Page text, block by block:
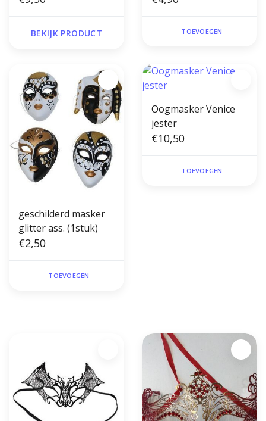
BEKIJK PRODUCT TOEVOEGEN
geschilderd masker
glitter ass. (1stuk)
€2,50
TOEVOEGEN
Oogmasker Venice
jester
€10,50
TOEVOEGEN